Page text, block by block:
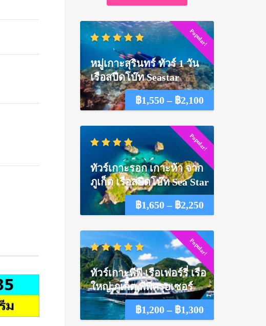
Popular!
฿1,550 – ฿2,100Price
฿1,550
through
฿2,100
หมู่เกาะสุรินทร์ ทัวร์ 1 วัน
เรือสปีดโบ๊ท Seastar
Popular!
฿1,650 – ฿2,250Price
฿1,650
through
฿2,250
ทัวร์เกาะรอก เกาะห้า จาก
ภูเก็ต เรือสปีดโบ๊ท Sea Star
Popular!
฿1,200 – ฿1,300Price
ทัวร์เกาะพีพี เรือเฟอร์รี่ เรือ
ใหญ่ ภูเก็ต พีพีครุยเซอร์